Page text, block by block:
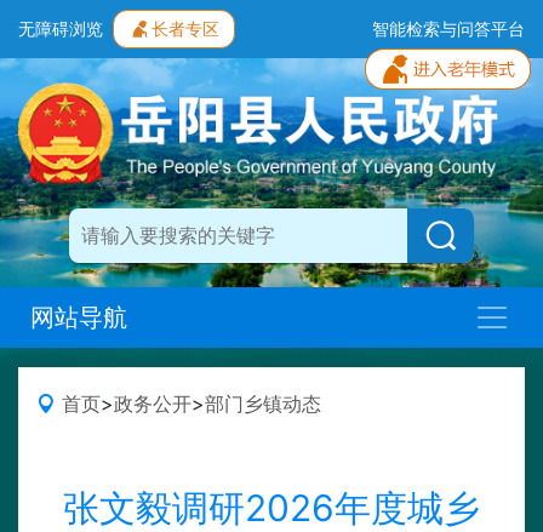
无障碍浏览 长者专区 智能检索与问答平台
网站导航
首页>政务公开>部门乡镇动态
张文毅调研2026年度城乡